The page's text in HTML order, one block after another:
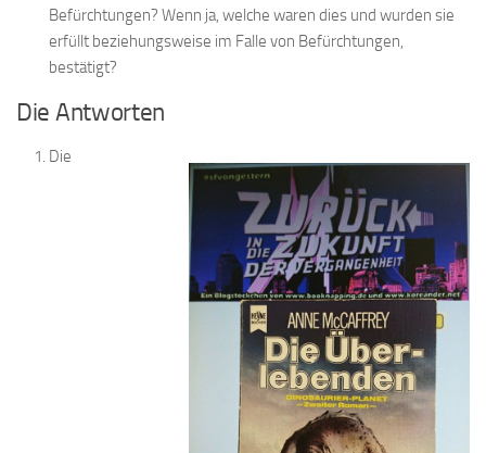
Befürchtungen? Wenn ja, welche waren dies und wurden sie
erfüllt beziehungsweise im Falle von Befürchtungen,
bestätigt?
Die Antworten
Die